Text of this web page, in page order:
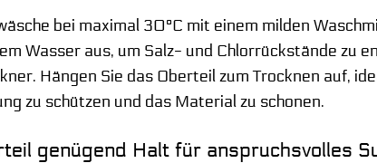
bei maximal 30°C mit einem milden
Wasser aus, um Salz- und Chlorrückstände zu
Hängen Sie das Oberteil zum Trocknen auf,
zu schützen und das Material zu schonen.
genügend Halt für anspruchsvolles